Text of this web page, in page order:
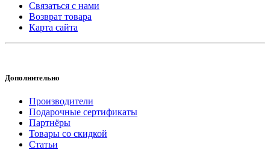
Связаться с нами
Возврат товара
Карта сайта
Дополнительно
Производители
Подарочные сертификаты
Партнёры
Товары со скидкой
Статьи